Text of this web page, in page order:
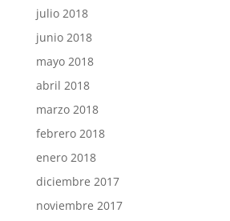
julio 2018
junio 2018
mayo 2018
abril 2018
marzo 2018
febrero 2018
enero 2018
diciembre 2017
noviembre 2017